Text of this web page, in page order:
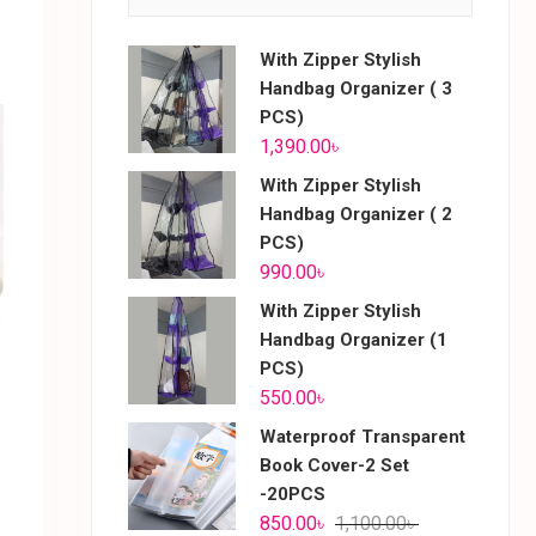
With Zipper Stylish
Handbag Organizer ( 3
PCS)
1,390.00৳
With Zipper Stylish
Handbag Organizer ( 2
PCS)
990.00৳
With Zipper Stylish
Handbag Organizer (1
PCS)
550.00৳
Waterproof Transparent
Book Cover-2 Set
-20PCS
1,100.00৳
850.00৳